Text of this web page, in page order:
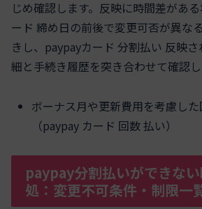
じめ確認します。反映に時間差があ
ード 締め日の前後で変更可否が異な
きし、paypayカード 分割払い 反映
細と手続き履歴を突き合わせて確認し
ボーナス月や更新費用を考慮し
（paypay カード 回数 払い）
paypay分割払いができな
処：変更不可条件・制限一